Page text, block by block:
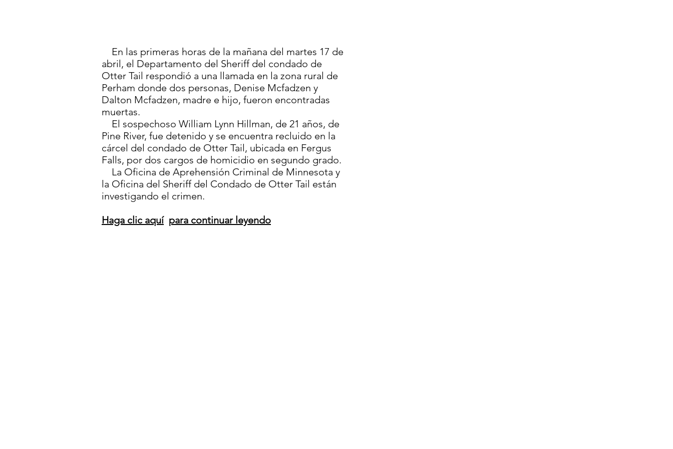
En las primeras horas de la mañana del martes 17 de
abril, el Departamento del Sheriff del condado de
Otter Tail respondió a una llamada en la zona rural de
Perham donde dos personas, Denise Mcfadzen y
Dalton Mcfadzen, madre e hijo, fueron encontradas
muertas.
El sospechoso William Lynn Hillman, de 21 años, de
Pine River, fue detenido y se encuentra recluido en la
cárcel del condado de Otter Tail, ubicada en Fergus
Falls, por dos cargos de homicidio en segundo grado.
La Oficina de Aprehensión Criminal de Minnesota y
la Oficina del Sheriff del Condado de Otter Tail están
investigando el crimen.
Haga clic aquí para continuar leyendo